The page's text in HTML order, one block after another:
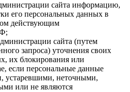
сайта информацию,
его персональных данных в
действующим
сайта (путем
запроса) уточнения своих
их блокирования или
если персональные данные
устаревшими, неточными,
или не являются